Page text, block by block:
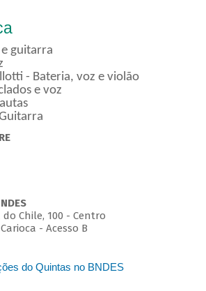
guitarra
- Bateria, voz e violão
e voz
Chile, 100 - Centro
- Acesso B
do Quintas no BNDES